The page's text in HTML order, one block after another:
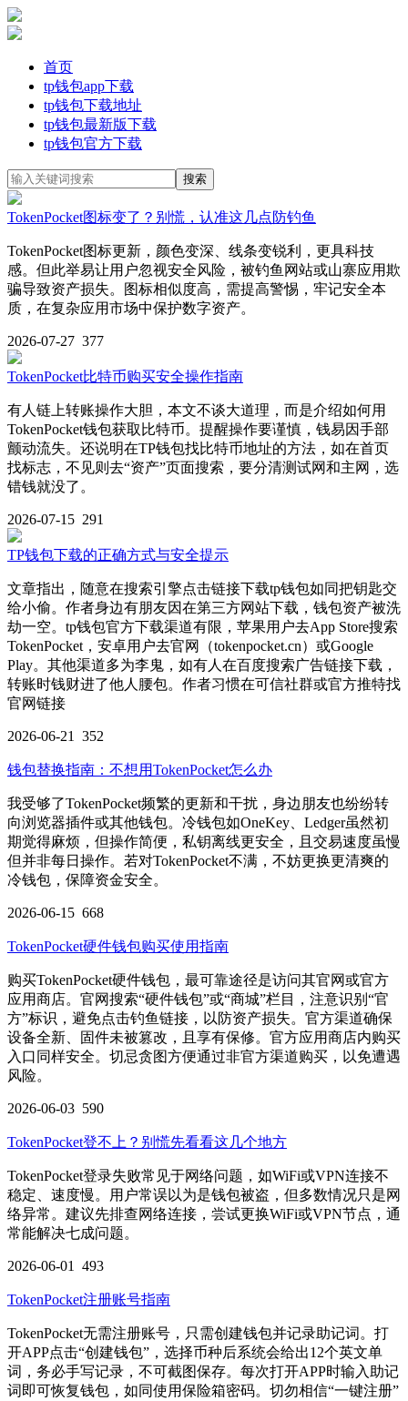
首页
tp钱包app下载
tp钱包下载地址
tp钱包最新版下载
tp钱包官方下载
TokenPocket图标变了？别慌，认准这几点防钓鱼
TokenPocket图标更新，颜色变深、线条变锐利，更具科技
感。但此举易让用户忽视安全风险，被钓鱼网站或山寨应用欺
骗导致资产损失。图标相似度高，需提高警惕，牢记安全本
质，在复杂应用市场中保护数字资产。
2026-07-27 377
TokenPocket比特币购买安全操作指南
有人链上转账操作大胆，本文不谈大道理，而是介绍如何用
TokenPocket钱包获取比特币。提醒操作要谨慎，钱易因手部
颤动流失。还说明在TP钱包找比特币地址的方法，如在首页
找标志，不见则去“资产”页面搜索，要分清测试网和主网，选
错钱就没了。
2026-07-15 291
TP钱包下载的正确方式与安全提示
文章指出，随意在搜索引擎点击链接下载tp钱包如同把钥匙交
给小偷。作者身边有朋友因在第三方网站下载，钱包资产被洗
劫一空。tp钱包官方下载渠道有限，苹果用户去App Store搜索
TokenPocket，安卓用户去官网（tokenpocket.cn）或Google
Play。其他渠道多为李鬼，如有人在百度搜索广告链接下载，
转账时钱财进了他人腰包。作者习惯在可信社群或官方推特找
官网链接
2026-06-21 352
钱包替换指南：不想用TokenPocket怎么办
我受够了TokenPocket频繁的更新和干扰，身边朋友也纷纷转
向浏览器插件或其他钱包。冷钱包如OneKey、Ledger虽然初
期觉得麻烦，但操作简便，私钥离线更安全，且交易速度虽慢
但并非每日操作。若对TokenPocket不满，不妨更换更清爽的
冷钱包，保障资金安全。
2026-06-15 668
TokenPocket硬件钱包购买使用指南
购买TokenPocket硬件钱包，最可靠途径是访问其官网或官方
应用商店。官网搜索“硬件钱包”或“商城”栏目，注意识别“官
方”标识，避免点击钓鱼链接，以防资产损失。官方渠道确保
设备全新、固件未被篡改，且享有保修。官方应用商店内购买
入口同样安全。切忌贪图方便通过非官方渠道购买，以免遭遇
风险。
2026-06-03 590
TokenPocket登不上？别慌先看看这几个地方
TokenPocket登录失败常见于网络问题，如WiFi或VPN连接不
稳定、速度慢。用户常误以为是钱包被盗，但多数情况只是网
络异常。建议先排查网络连接，尝试更换WiFi或VPN节点，通
常能解决七成问题。
2026-06-01 493
TokenPocket注册账号指南
TokenPocket无需注册账号，只需创建钱包并记录助记词。打
开APP点击“创建钱包”，选择币种后系统会给出12个英文单
词，务必手写记录，不可截图保存。每次打开APP时输入助记
词即可恢复钱包，如同使用保险箱密码。切勿相信“一键注册”